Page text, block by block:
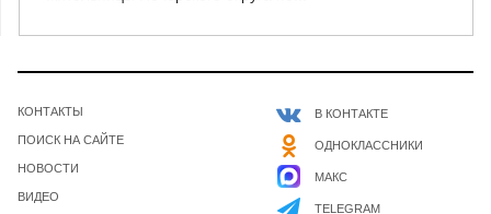
КОНТАКТЫ
ПОИСК НА САЙТЕ
НОВОСТИ
ВИДЕО
В КОНТАКТЕ
ОДНОКЛАССНИКИ
МАКС
TELEGRAM